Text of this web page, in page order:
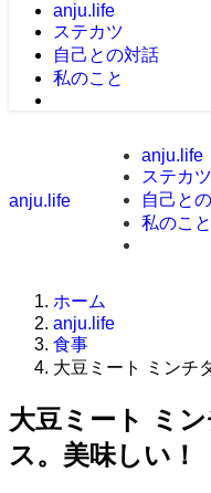
anju.life
ステカツ
自己との対話
私のこと
anju.life
anju.life
ステカツ
自己と
私のこと
ホーム
anju.life
食事
大豆ミート ミンチ
大豆ミート ミ
ス。美味しい！